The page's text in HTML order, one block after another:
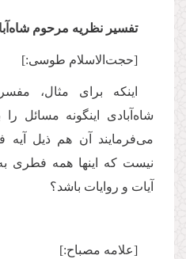
تفسیر نظریه مرحوم
[حجت‌الاسلام طوسی:]
اینکه برای مثال،
شاه‌آبادی اینگونه مسائل
می‌فرمایند آن هم ذیل آیه
نیست که اینها همه فطری
آیات و روایات باشد؟
[علامه مصباح:]